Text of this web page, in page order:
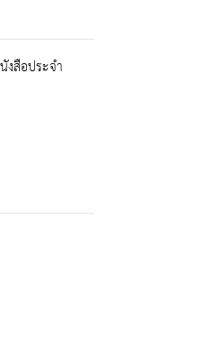
งสือประจำ